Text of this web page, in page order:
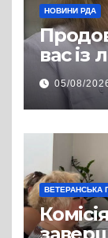
НОВИНИ РДА
вас із
життя
05/08/
ВЕТЕРАНСЬКА